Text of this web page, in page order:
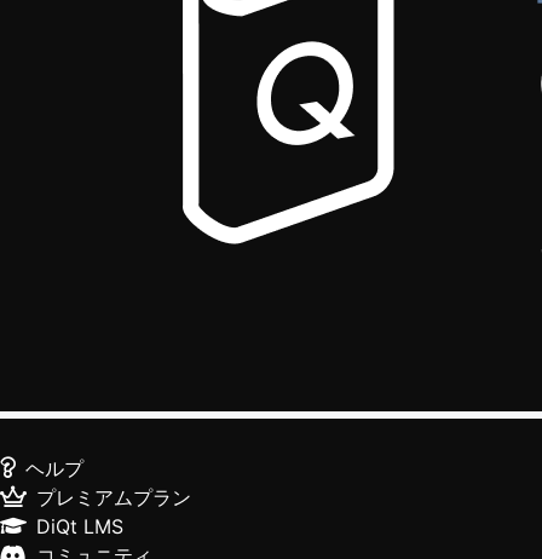
ヘルプ
プレミアムプラン
DiQt LMS